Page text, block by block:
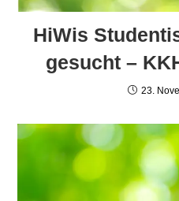
HiWis
gesucht –
23.